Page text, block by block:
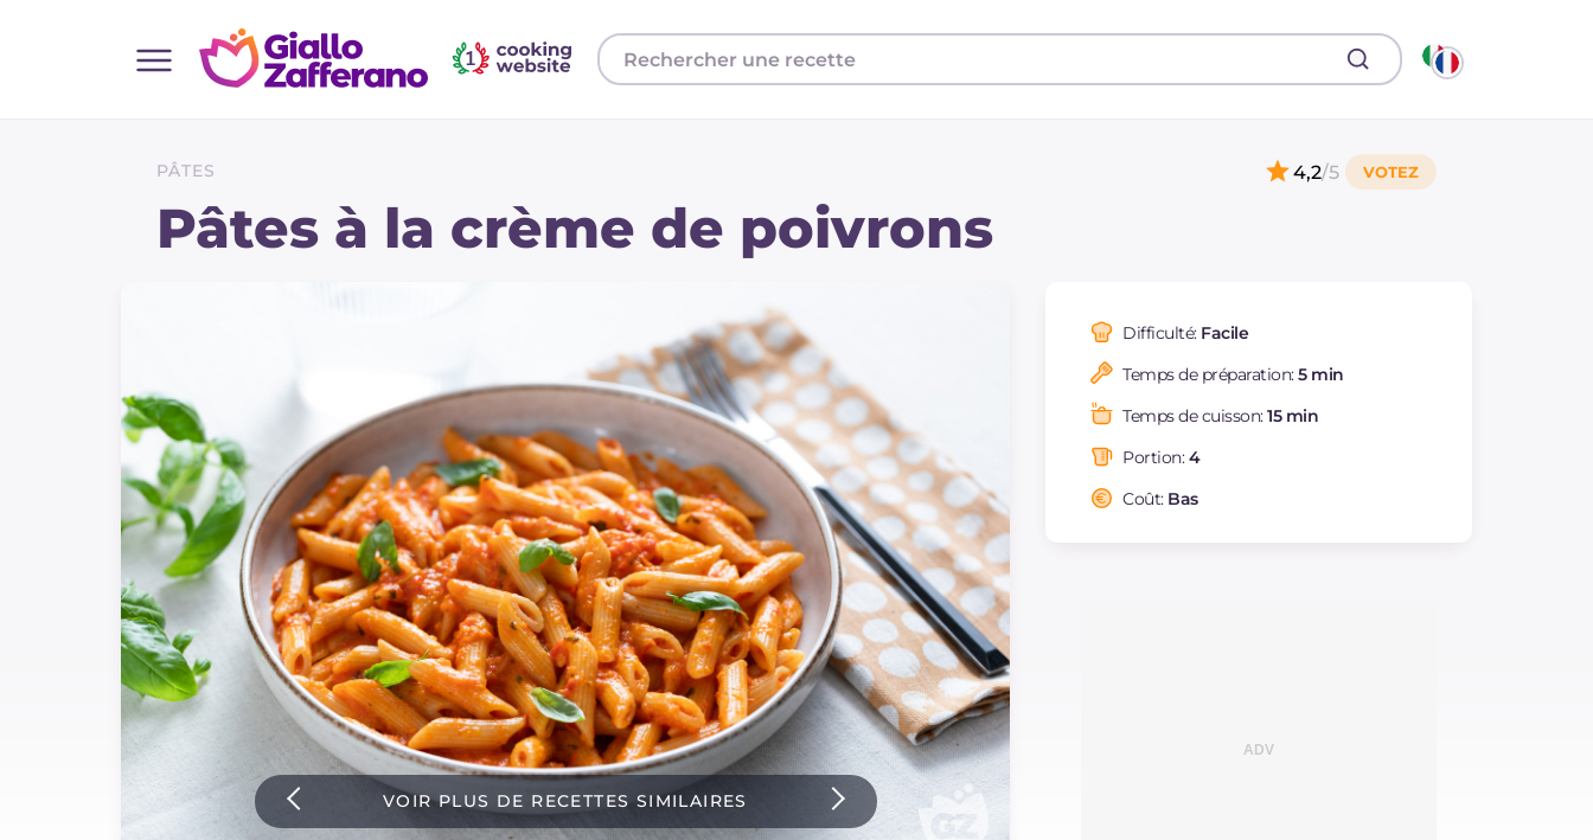
Toutes les recettes
Accompagnement
Pizzas et focaccia
Gateaux et patisserie
Dernieres recettes
IT Website
Instagram
PÂTES
Pâtes à la crème de poivrons
4,2/5
VOIR PLUS DE RECETTES SIMILAIRES
Difficulté: Facile
Temps de préparation:5 min
Temps de cuisson:15 min
Portion:4
Coût: Bas